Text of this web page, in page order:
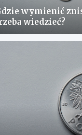
wymienić
wiedzieć?